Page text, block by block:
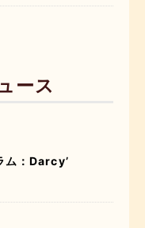
ース
ム：Darcy’